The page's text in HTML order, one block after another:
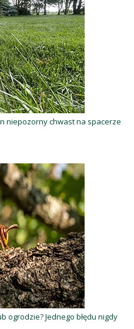
niepozorny chwast na spacerze
ogrodzie? Jednego błędu nigdy